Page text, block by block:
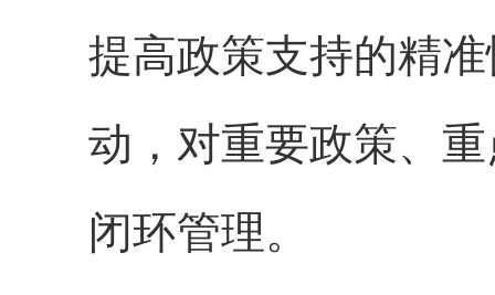
提高政策支持的精
动，对重要政策、
闭环管理。